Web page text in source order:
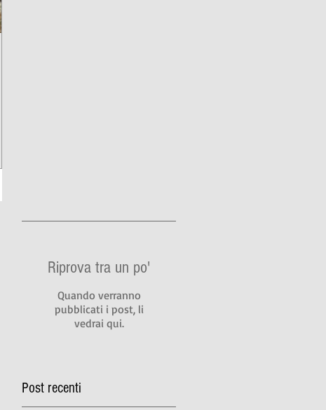
Riprova tra un po'
Quando verranno
pubblicati i post, li
vedrai qui.
Post recenti